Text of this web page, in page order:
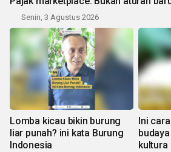
Senin, 3 Agustus 2026
Lomba kicau bikin burung
liar punah? ini kata Burung
Indonesia
Ini
kultura